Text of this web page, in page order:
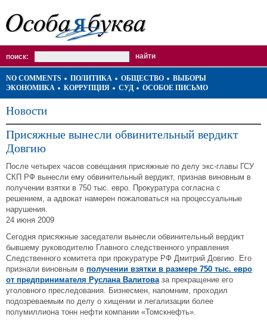
поиск:
NO COMMENTS ПОЛИТИКА ОБЩЕСТВО
ВЫБОРЫ
ЭКОНОМИКА
КОРРУПЦИЯ СУД ОСОБОЕ ПИСЬМО
Новости
Присяжные вынесли обвинительный вердикт
Довгию
После четырех часов совещания присяжные по делу экс-главы ГСУ
СКП РФ вынесли ему обвинительный вердикт, признав виновным в
получении взятки в 750 тыс. евро. Прокуратура согласна с
решением, а адвокат намерен пожаловаться на процессуальные
нарушения.
24 июня 2009
Сегодня присяжные заседатели вынесли обвинительный вердикт
бывшему руководителю Главного следственного управления
Следственного комитета при прокуратуре РФ Дмитрий Довгию. Его
признали виновным в получении взятки в размере 750 тыс. евро
от предпринимателя Руслана Валитоваза прекращение его
уголовного преследования. Бизнесмен, напомним, проходил
подозреваемым по делу о хищении и легализации более
полумиллиона тонн нефти компании «Томскнефть».